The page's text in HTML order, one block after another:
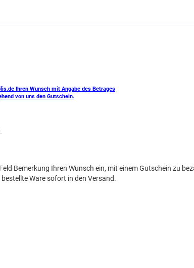
Ihren Wunsch mit Angabe des Betrages
von uns den Gutschein.
Bemerkung Ihren Wunsch ein, mit einem Gutschein zu
Ware sofort in den Versand.